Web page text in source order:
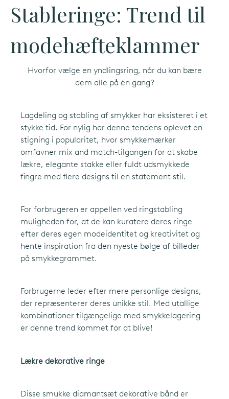
English(EN)
Stableringe: Trend til
modehæfteklammer
Hvorfor vælge en yndlingsring, når du kan bære
dem alle på én gang?
Lagdeling og stabling af smykker har eksisteret i et
stykke tid. For nylig har denne tendens oplevet en
stigning i popularitet, hvor smykkemærker
omfavner mix and match-tilgangen for at skabe
lækre, elegante stakke eller fuldt udsmykkede
fingre med flere designs til en statement stil.
For forbrugeren er appellen ved ringstabling
muligheden for, at de kan kuratere deres ringe
efter deres egen modeidentitet og kreativitet og
hente inspiration fra den nyeste bølge af billeder
på smykkegrammet.
Forbrugerne leder efter mere personlige designs,
der repræsenterer deres unikke stil. Med utallige
kombinationer tilgængelige med smykkelagering
er denne trend kommet for at blive!
Lækre dekorative ringe
Disse smukke diamantsæt dekorative bånd er